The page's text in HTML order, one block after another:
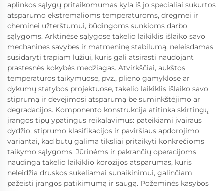
aplinkos sąlygų pritaikomumas kyla iš jo specialiai sukurtos
atsparumo ekstremalioms temperatūroms, drėgmei ir
cheminei užterštumui, būdingoms sunkioms darbo
sąlygoms. Arktinėse sąlygose takelio laikiklis išlaiko savo
mechanines savybes ir matmeninę stabilumą, neleisdamas
susidaryti trapiam lūžiui, kuris gali atsirasti naudojant
prastesnės kokybės medžiagas. Atvirkščiai, aukštos
temperatūros taikymuose, pvz., plieno gamyklose ar
dykumų statybos projektuose, takelio laikiklis išlaiko savo
stiprumą ir dėvėjimosi atsparumą be suminkštėjimo ar
degradacijos. Komponento konstrukcija atitinka skirtingų
įrangos tipų ypatingus reikalavimus: pateikiami įvairaus
dydžio, stiprumo klasifikacijos ir paviršiaus apdorojimo
variantai, kad būtų galima tiksliai pritaikyti konkrečioms
taikymo sąlygoms. Jūrinėms ir pakrančių operacijoms
naudinga takelio laikiklio korozijos atsparumas, kuris
neleidžia druskos sukeliamai sunaikinimui, galinčiam
pažeisti įrangos patikimumą ir saugą. Požeminės kasybos